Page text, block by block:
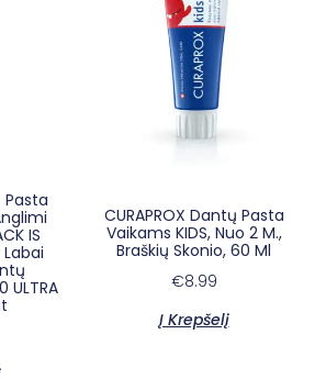
IS
Labai
ULTRA
CURAPROX Dantų Pasta
Vaikams KIDS, Nuo 2 M.,
Braškių Skonio, 60 Ml
€8.99
Į Krepšelį
DI odontologas